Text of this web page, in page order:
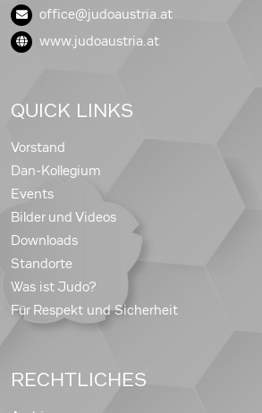
office@judoaustria.at
www.judoaustria.at
QUICK LINKS
Vorstand
Dan-Kollegium
Events
Bilder und Videos
Downloads
Standorte
Was ist Judo?
Für Respekt und Sicherheit
RECHTLICHES